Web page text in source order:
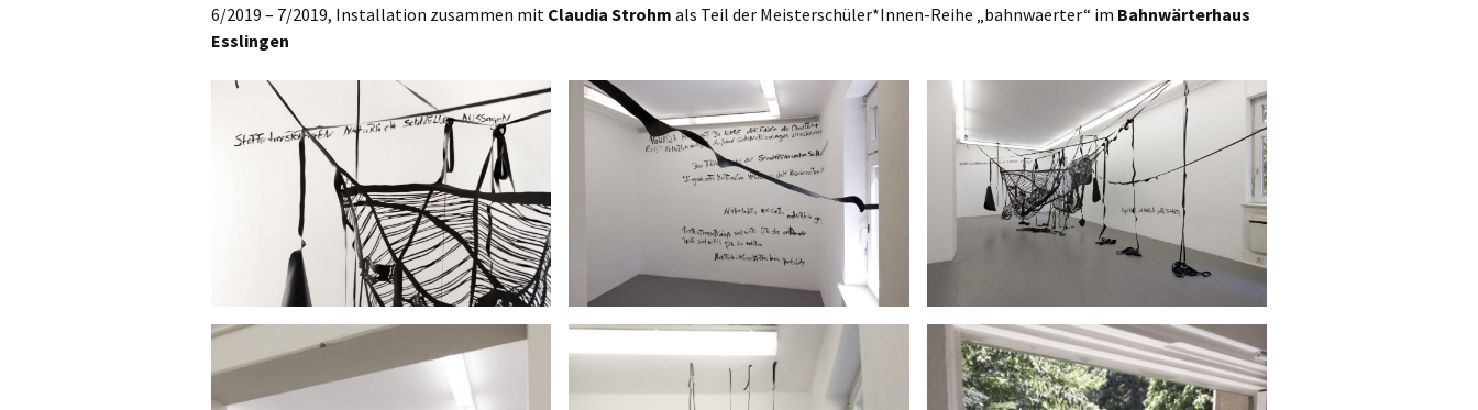
2020
2019
2017 UND FRÜHER
6/2019 – 7/2019, Installation zusammen mit Claudia Strohm als Teil der Meisterschüler*Innen-Reihe „bahnwaerter“ im Bahnwärterhaus
Esslingen